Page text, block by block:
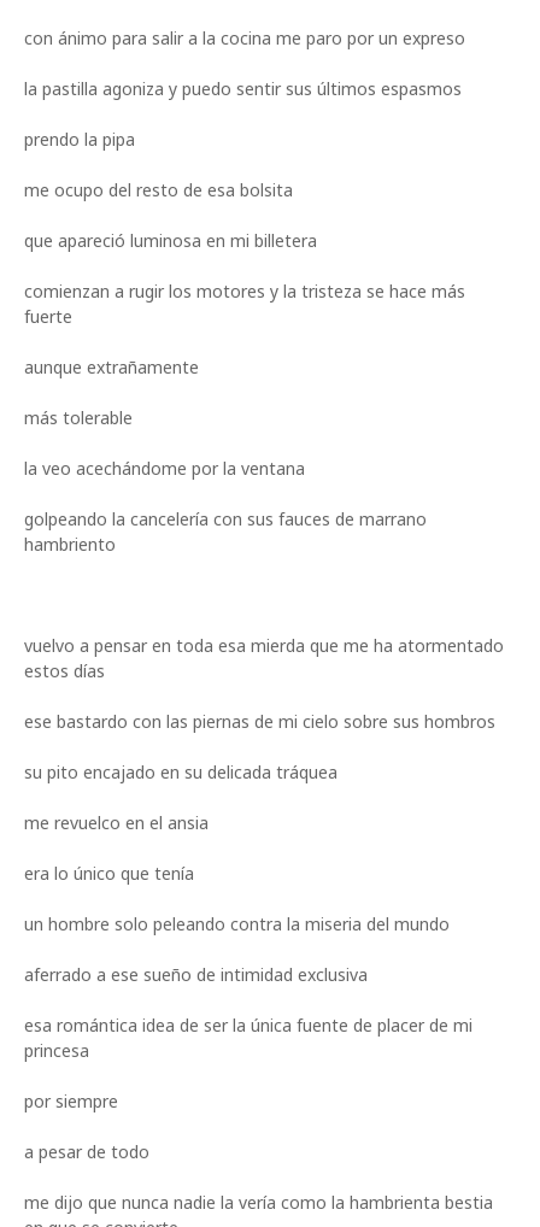
con ánimo para salir a la cocina me paro por un expreso
la pastilla agoniza y puedo sentir sus últimos espasmos
prendo la pipa
me ocupo del resto de esa bolsita
que apareció luminosa en mi billetera
comienzan a rugir los motores y la tristeza se hace más
fuerte
aunque extrañamente
más tolerable
la veo acechándome por la ventana
golpeando la cancelería con sus fauces de marrano
hambriento
vuelvo a pensar en toda esa mierda que me ha atormentado
estos días
ese bastardo con las piernas de mi cielo sobre sus hombros
su pito encajado en su delicada tráquea
me revuelco en el ansia
era lo único que tenía
un hombre solo peleando contra la miseria del mundo
aferrado a ese sueño de intimidad exclusiva
esa romántica idea de ser la única fuente de placer de mi
princesa
por siempre
a pesar de todo
me dijo que nunca nadie la vería como la hambrienta bestia